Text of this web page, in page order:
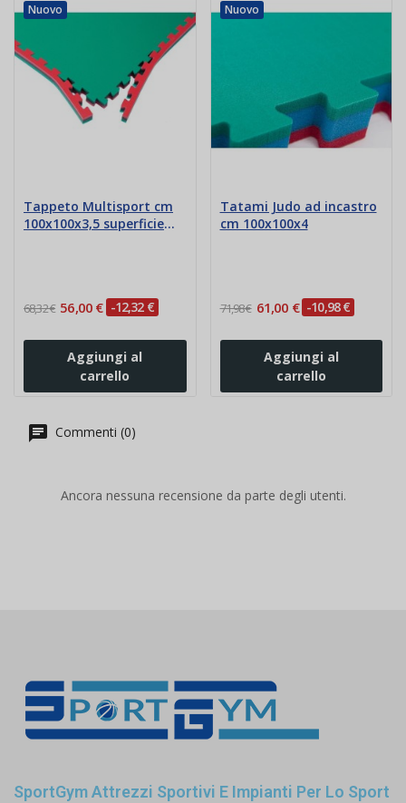
Nuovo
Tappeto Multisport cm
100x100x3,5 superficie
68,32 € 56,00 € -12,32 €
Aggiungi al
carrello
Nuovo
Tatami Judo ad incastro
cm 100x100x4
71,98 € 61,00 € -10,98 €
Aggiungi al
carrello
Commenti (0)
Ancora nessuna recensione da parte degli utenti.
SportGym Attrezzi Sportivi E Impianti Per Lo Sport